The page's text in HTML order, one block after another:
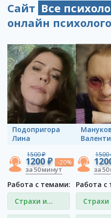
Сайт Все
онлайн
Подопригора
Лина
1500 ₽
1200 ₽ -20%
за 50 минут
Работа с темами:
Страхи и
фобии
1500
за
Работа с
Страхи
фобии